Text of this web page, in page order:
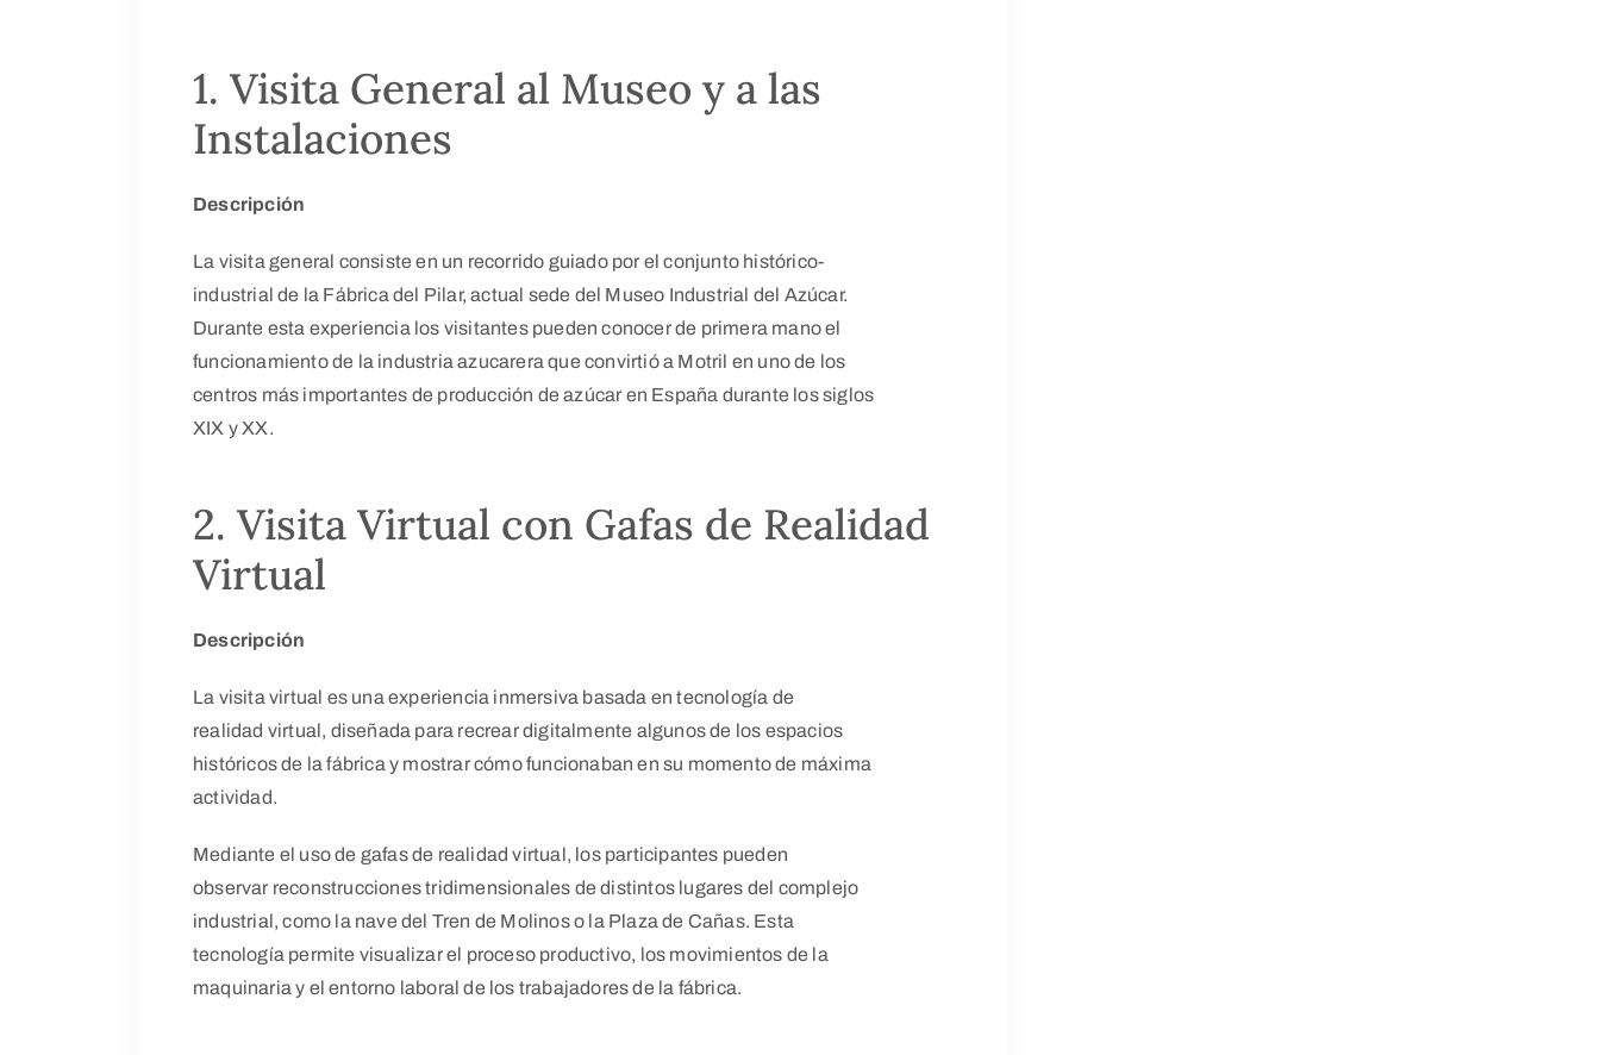
1. Visita General al Museo y a las
Instalaciones
Descripción
La visita general consiste en un recorrido guiado por el conjunto histórico-
industrial de la Fábrica del Pilar, actual sede del Museo Industrial del Azúcar.
Durante esta experiencia los visitantes pueden conocer de primera mano el
funcionamiento de la industria azucarera que convirtió a Motril en uno de los
centros más importantes de producción de azúcar en España durante los siglos
XIX y XX.
2. Visita Virtual con Gafas de Realidad
Virtual
Descripción
La visita virtual es una experiencia inmersiva basada en tecnología de
realidad virtual, diseñada para recrear digitalmente algunos de los espacios
históricos de la fábrica y mostrar cómo funcionaban en su momento de máxima
actividad.
Mediante el uso de gafas de realidad virtual, los participantes pueden
observar reconstrucciones tridimensionales de distintos lugares del complejo
industrial, como la nave del Tren de Molinos o la Plaza de Cañas. Esta
tecnología permite visualizar el proceso productivo, los movimientos de la
maquinaria y el entorno laboral de los trabajadores de la fábrica.